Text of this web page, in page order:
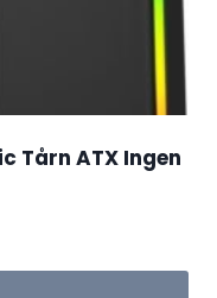
Tårn ATX Ingen